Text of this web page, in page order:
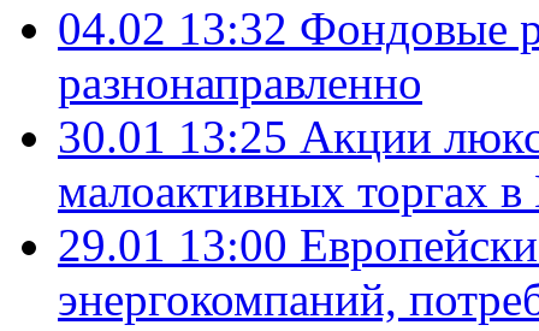
04.02 13:32 Фондовые
разнонаправленно
30.01 13:25 Акции
малоактивных торгах
29.01 13:00
энергокомпаний,